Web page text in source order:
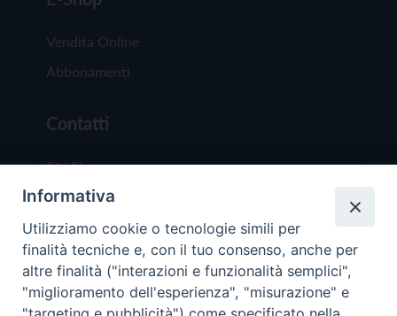
Vendita Online
Abbonamenti
Contatti
Chi Siamo
Redazione
Scrivici
Informativa
Utilizziamo cookie o tecnologie simili per
finalità tecniche e, con il tuo consenso, anche per
altre finalità ("interazioni e funzionalità semplici",
"miglioramento dell'esperienza", "misurazione" e